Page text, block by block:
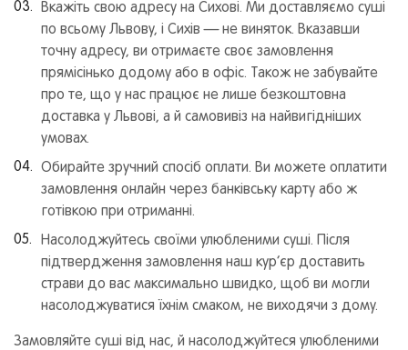
Вкажіть свою адресу на Сихові. Ми доставляємо суші
по всьому Львову, і Сихів — не виняток. Вказавши
точну адресу, ви отримаєте своє замовлення
прямісінько додому або в офіс. Також не забувайте
про те, що у нас працює не лише безкоштовна
доставка у Львові, а й самовивіз на найвигідніших
умовах.
Обирайте зручний спосіб оплати. Ви можете оплатити
замовлення онлайн через банківську карту або ж
готівкою при отриманні.
Насолоджуйтесь своїми улюбленими суші. Після
підтвердження замовлення наш кур’єр доставить
страви до вас максимально швидко, щоб ви могли
насолоджуватися їхнім смаком, не виходячи з дому.
Замовляйте суші від нас, й насолоджуйтеся улюбленими